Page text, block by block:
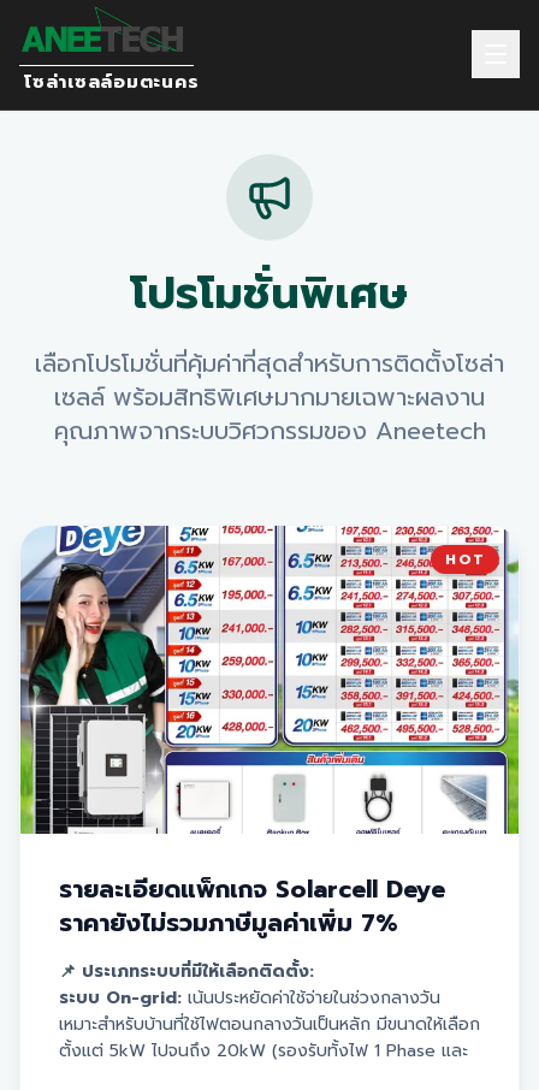
โซล่าเซลล์อมตะนคร
โปรโมชั่นพิเศษ
เลือกโปรโมชั่นที่คุ้มค่าที่สุดสำหรับการติดตั้งโซล่า
เซลล์ พร้อมสิทธิพิเศษมากมายเฉพาะผลงาน
คุณภาพจากระบบวิศวกรรมของ Aneetech
HOT
รายละเอียดแพ็กเกจ Solarcell Deye
ราคายังไม่รวมภาษีมูลค่าเพิ่ม 7%
📌 ประเภทระบบที่มีให้เลือกติดตั้ง:
ระบบ On-grid: เน้นประหยัดค่าใช้จ่ายในช่วงกลางวัน
เหมาะสำหรับบ้านที่ใช้ไฟตอนกลางวันเป็นหลัก มีขนาดให้เลือก
ตั้งแต่ 5kW ไปจนถึง 20kW (รองรับทั้งไฟ 1 Phase และ